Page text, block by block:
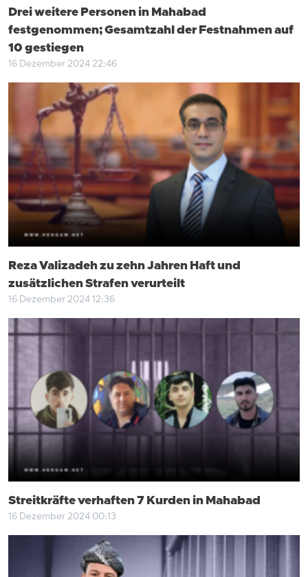
Drei weitere Personen in Mahabad
festgenommen; Gesamtzahl der Festnahmen auf
10 gestiegen
16 Dezember 2024 22:46
Reza Valizadeh zu zehn Jahren Haft und
zusätzlichen Strafen verurteilt
16 Dezember 2024 12:36
Streitkräfte verhaften 7 Kurden in Mahabad
16 Dezember 2024 00:13